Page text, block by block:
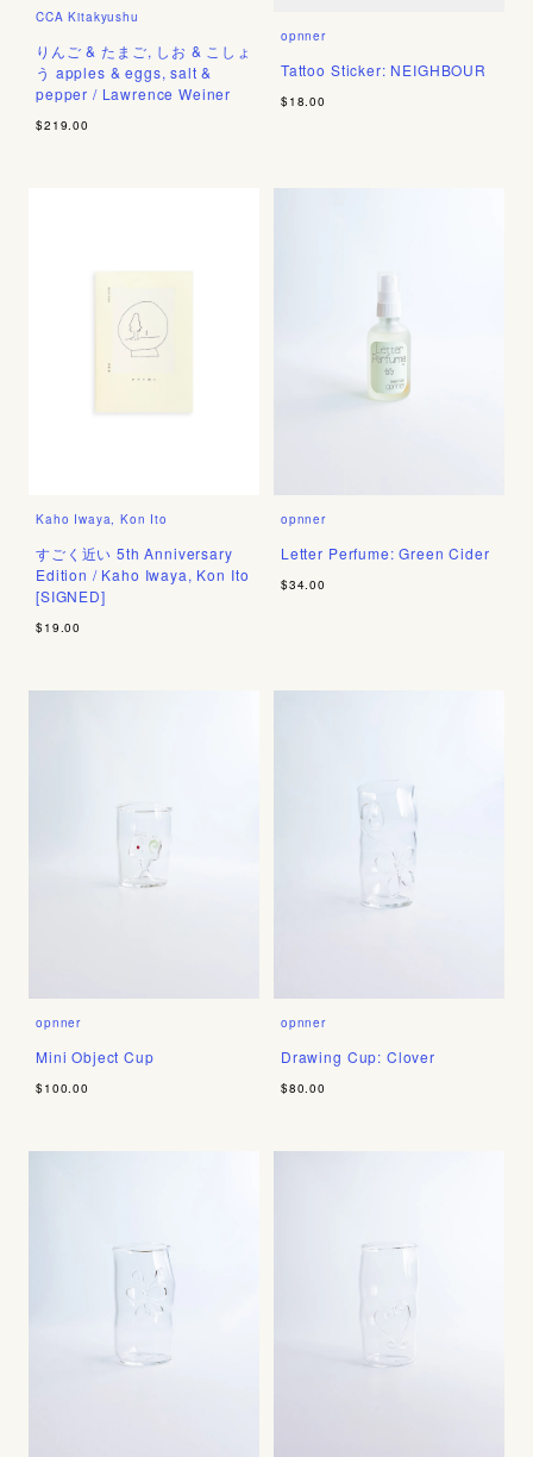
CCA Kitakyushu
りんご & たまご, しお & こしょ
う apples & eggs, salt &
pepper / Lawrence Weiner
$219.00
opnner
Tattoo Sticker: NEIGHBOUR
$18.00
Kaho Iwaya, Kon Ito
すごく近い 5th Anniversary
Edition / Kaho Iwaya, Kon Ito
[SIGNED]
$19.00
opnner
Letter Perfume: Green Cider
$34.00
opnner
Mini Object Cup
$100.00
opnner
Drawing Cup: Clover
$80.00